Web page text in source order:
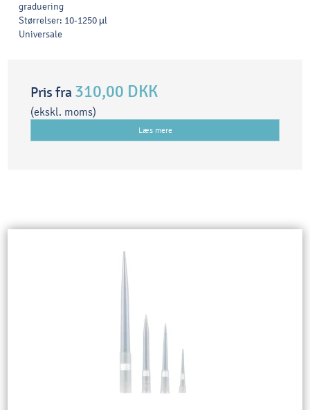
graduering
Størrelser: 10-1250 µl
Universale
Pris fra 310,00 DKK
(ekskl. moms)
Læs mere